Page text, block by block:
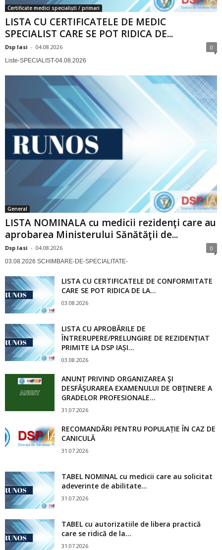
Certificate medici specialiști / primari
LISTA CU CERTIFICATELE DE MEDIC
SPECIALIST CARE SE POT RIDICA DE...
Dsp Iasi - 04.08.2026 0
Liste-SPECIALIST-04.08.2026
General
LISTA NOMINALA cu medicii rezidenţi care au
aprobarea Ministerului Sănătăţii de...
Dsp Iasi - 04.08.2026 0
03.08.2026 SCHIMBARE-DE-SPECIALITATE-
LISTA CU CERTIFICATELE DE CONFORMITATE
CARE SE POT RIDICA DE LA...
03.08.2026
LISTA CU APROBĂRILE DE
ÎNTRERUPERE/PRELUNGIRE DE REZIDENȚIAT
PRIMITE LA DSP IAȘI...
03.08.2026
ANUNȚ PRIVIND ORGANIZAREA ŞI
DESFĂŞURAREA EXAMENULUI DE OBŢINERE A
GRADELOR PROFESIONALE...
31.07.2026
RECOMANDĂRI PENTRU POPULAȚIE ÎN CAZ DE
CANICULĂ
31.07.2026
TABEL NOMINAL cu medicii care au solicitat
adeverinte de abilitate...
31.07.2026
TABEL cu autorizatiile de libera practică
care se ridică de la...
31.07.2026